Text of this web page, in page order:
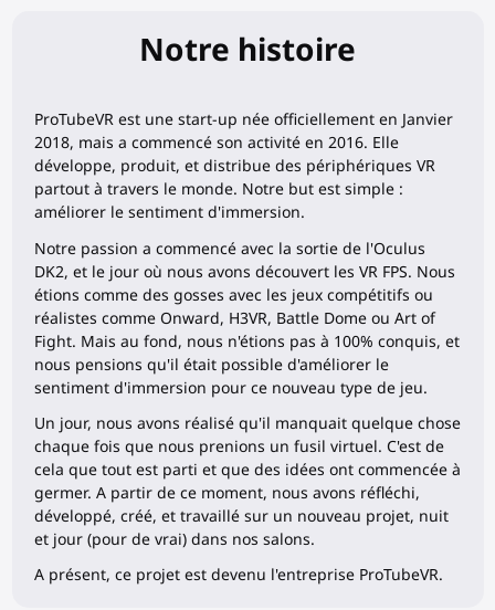
Notre histoire
ProTubeVR est une start-up née officiellement en Janvier
2018, mais a commencé son activité en 2016. Elle
développe, produit, et distribue des périphériques VR
partout à travers le monde. Notre but est simple :
améliorer le sentiment d'immersion.
Notre passion a commencé avec la sortie de l'Oculus
DK2, et le jour où nous avons découvert les VR FPS. Nous
étions comme des gosses avec les jeux compétitifs ou
réalistes comme Onward, H3VR, Battle Dome ou Art of
Fight. Mais au fond, nous n'étions pas à 100% conquis, et
nous pensions qu'il était possible d'améliorer le
sentiment d'immersion pour ce nouveau type de jeu.
Un jour, nous avons réalisé qu'il manquait quelque chose
chaque fois que nous prenions un fusil virtuel. C'est de
cela que tout est parti et que des idées ont commencée à
germer. A partir de ce moment, nous avons réfléchi,
développé, créé, et travaillé sur un nouveau projet, nuit
et jour (pour de vrai) dans nos salons.
A présent, ce projet est devenu l'entreprise ProTubeVR.